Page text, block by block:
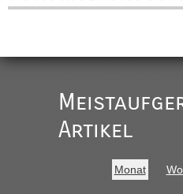
Artikel
Monat